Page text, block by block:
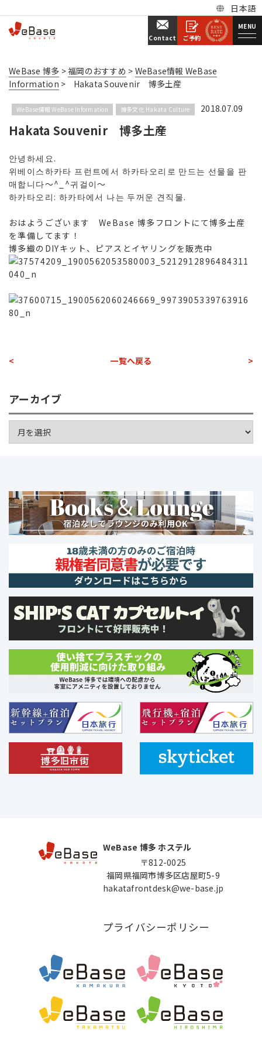
日本語
ご予約
Contact
MENU
WeBase 博多 >福岡のおすすめ > WeBase情報 WeBase
Information > Hakata Souvenir 博多土産
WeBase情報 WeBase Information 博多文化 Hakata Culture 2018.07.09
Hakata Souvenir 博多土産
안녕하세요.
위베이스하카타 프런트에서 하카타오리로 만드는 선물을 판
매합니다〜^_^귀걸이〜
하카타오리: 하카타에서 나는 두꺼운 견직물.
おはようございます
WeBase 博多フロントにて博多土産
を準備してます！
博多織のDIYキット、ピアスとイヤリングを販売中
一覧へ戻る
< >
アーカイブ
WeBase 博多 ホステル
〒812-0025
福岡県福岡市博多区店屋町5-9
hakatafrontdesk@we-base.jp
プライバシーポリシー